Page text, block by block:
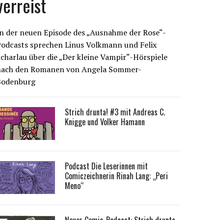
der neuen Episode des „Ausnahme der Rose“-
sprechen Linus Volkmann und Felix
über die „Der kleine Vampir“-Hörspiele
den Romanen von Angela Sommer-
Strich drunta! #3 mit Andreas C.
Knigge und Volker Hamann
Podcast Die Leserinnen mit
Comiczeichnerin Rinah Lang: „Peri
Meno“